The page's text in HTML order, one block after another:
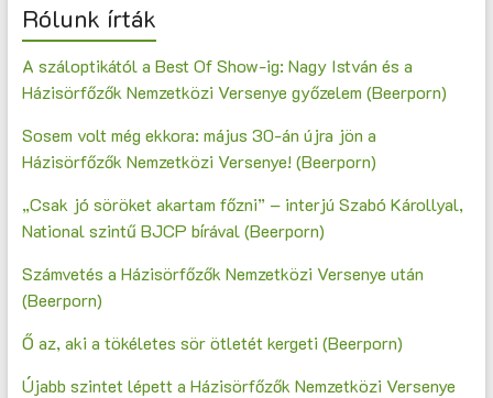
Rólunk írták
A száloptikától a Best Of Show-ig: Nagy István és a
Házisörfőzők Nemzetközi Versenye győzelem (Beerporn)
Sosem volt még ekkora: május 30-án újra jön a
Házisörfőzők Nemzetközi Versenye! (Beerporn)
„Csak jó söröket akartam főzni” – interjú Szabó Károllyal,
National szintű BJCP bírával (Beerporn)
Számvetés a Házisörfőzők Nemzetközi Versenye után
(Beerporn)
Ő az, aki a tökéletes sör ötletét kergeti (Beerporn)
Újabb szintet lépett a Házisörfőzők Nemzetközi Versenye